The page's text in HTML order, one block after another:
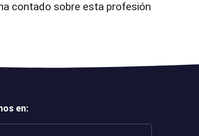
contado sobre esta profesión
en: